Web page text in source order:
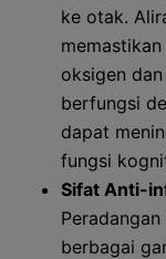
ke otak.
oksigen
berfungsi
dapat
fungsi
Sifat Anti-
berbagai